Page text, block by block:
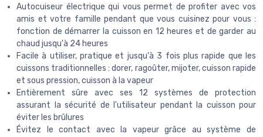
Autocuiseur électrique qui vous permet de profiter avec vos
amis et votre famille pendant que vous cuisinez pour vous :
fonction de démarrer la cuisson en 12 heures et de garder au
chaud jusqu'à 24 heures
Facile à utiliser, pratique et jusqu'à 3 fois plus rapide que les
cuissons traditionnelles : dorer, ragoûter, mijoter, cuisson rapide
et sous pression, cuisson à la vapeur
Entièrement sûre avec ses 12 systèmes de protection
assurant la sécurité de l'utilisateur pendant la cuisson pour
éviter les brûlures
Évitez le contact avec la vapeur grâce au système de